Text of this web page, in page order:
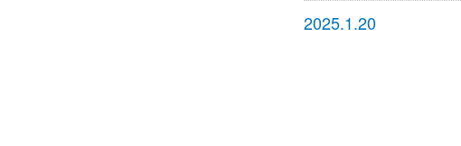
2025.1.20